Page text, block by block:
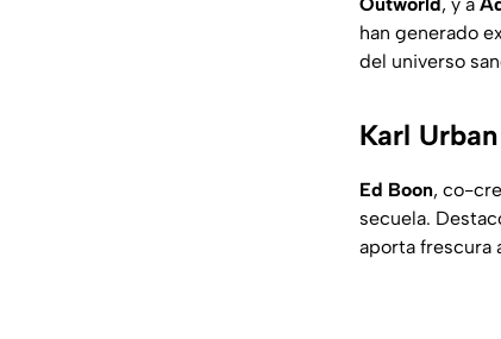
han generado
del universo
Karl
Ed Boon, co-
secuela.
aporta frescura